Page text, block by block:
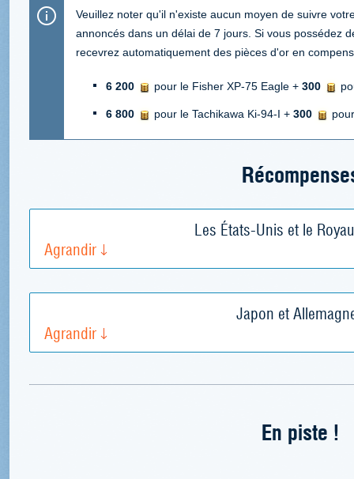
Veuillez noter qu'il n'existe aucun moyen de suivre
annoncés dans un délai de 7 jours. Si vous possédez
recevrez automatiquement des pièces d'or en
6 200 pour le Fisher XP-75 Eagle + 300
6 800 pour le Tachikawa Ki-94-I + 300
Les États-Unis et le
Agrandir
Japon et
Agrandir
En piste !